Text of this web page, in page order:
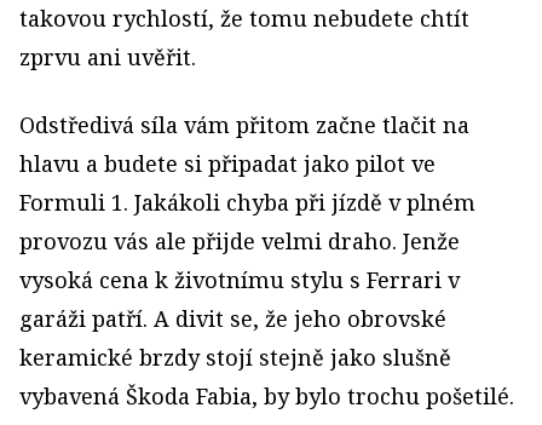
takovou rychlostí, že tomu nebudete chtít
zprvu ani uvěřit.
Odstředivá síla vám přitom začne tlačit na
hlavu a budete si připadat jako pilot ve
Formuli 1. Jakákoli chyba při jízdě v plném
provozu vás ale přijde velmi draho. Jenže
vysoká cena k životnímu stylu s Ferrari v
garáži patří. A divit se, že jeho obrovské
keramické brzdy stojí stejně jako slušně
vybavená Škoda Fabia, by bylo trochu pošetilé.